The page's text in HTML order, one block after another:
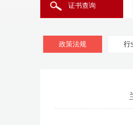
证书查询
政策法规 行